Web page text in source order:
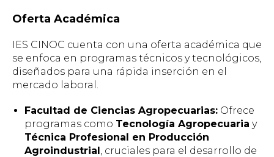
Oferta Académica
IES CINOC cuenta con una oferta académica que
se enfoca en programas técnicos y tecnológicos,
diseñados para una rápida inserción en el
mercado laboral.
Facultad de Ciencias Agropecuarias: Ofrece
programas como Tecnología Agropecuaria y
Técnica Profesional en Producción
Agroindustrial, cruciales para el desarrollo de